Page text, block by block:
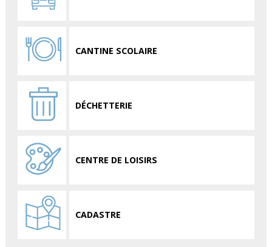
CANTINE SCOLAIRE
DÉCHETTERIE
CENTRE DE LOISIRS
CADASTRE